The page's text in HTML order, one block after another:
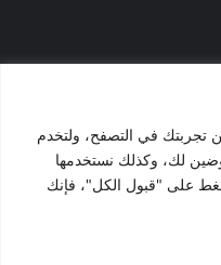
تجربتك في التصفح، ولتخدم
لك، وكذلك نستخدمها
على "قبول الكل"، فإنك
الحزب الاشتراكي الإسباني
إلى إسبانيا برشلونة